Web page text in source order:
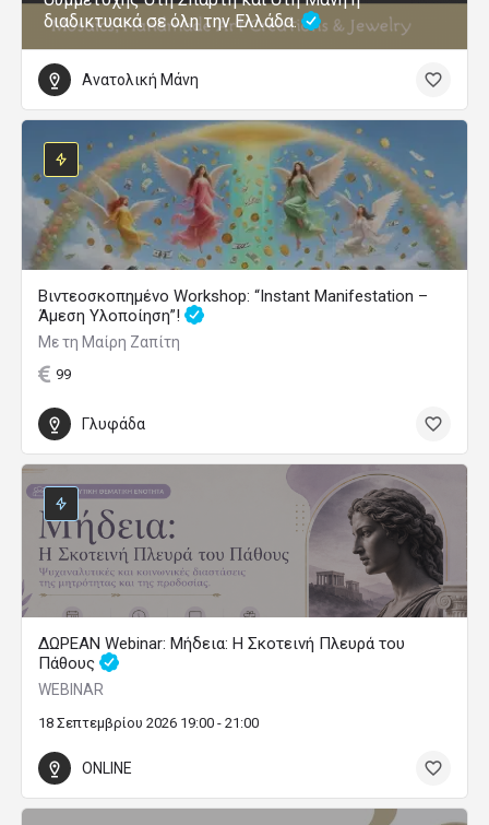
διαδικτυακά σε όλη την Ελλάδα.
Ανατολική Μάνη
Βιντεοσκοπημένο Workshop: “Instant Manifestation –
Άμεση Υλοποίηση”!
Με τη Μαίρη Ζαπίτη
99
Γλυφάδα
ΔΩΡΕΑΝ Webinar: Μήδεια: Η Σκοτεινή Πλευρά του
Πάθους
WEBINAR
18 Σεπτεμβρίου 2026 19:00 - 21:00
ONLINE